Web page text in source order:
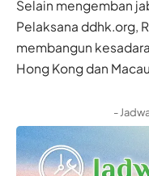
Selain mengemban
Pelaksana ddhk.org,
membangun
Hong Kong dan
-